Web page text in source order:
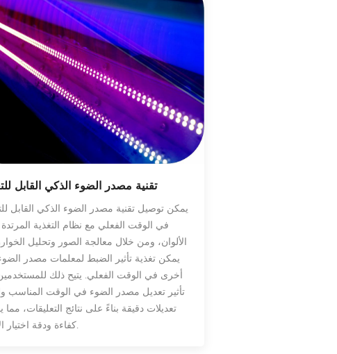
تقنية مصدر الضوء الذكي القابل
يمكن توصيل تقنية مصدر الضوء الذكي القابل
في الوقت الفعلي مع نظام التغذية المرتدة
الألوان، ومن خلال معالجة الصور وتحليل
يمكن تغذية تأثير الضبط لمعلمات مصدر
أخرى في الوقت الفعلي. يتيح ذلك
تأثير تعديل مصدر الضوء في الوقت المناسب
تعديلات دقيقة بناءً على نتائج التعليقات،
كفاءة ودقة اختيار الألوان.